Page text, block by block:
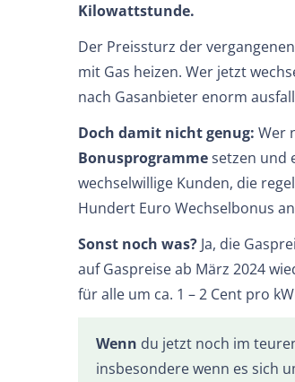
Kilowattstunde.
Der Preissturz der
mit Gas heizen. Wer jetzt
nach Gasanbieter enorm
Doch damit nicht genug: Wer
Bonusprogrammesetzen und
wechselwillige Kunden, die
Hundert Euro Wechselbonus
Sonst noch was? Ja, die
auf Gaspreise ab März 2024
für alle um ca. 1 – 2 Cent pro
Wenn du jetzt noch im
insbesondere wenn es sich